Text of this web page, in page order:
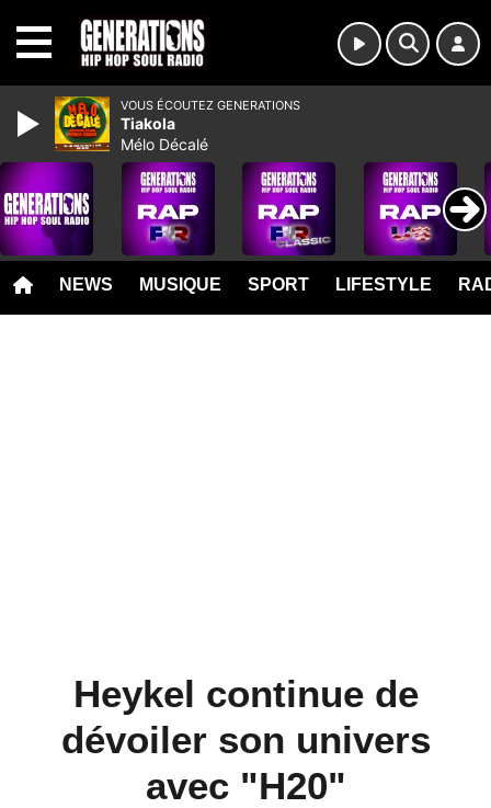
NEWS MUSIQUE SPORT LIFESTYLE
Heykel continue de
dévoiler son univers
avec "H20"
VOUS ÉCOUTEZ GENERATIONS
Tiakola
Mélo Décalé